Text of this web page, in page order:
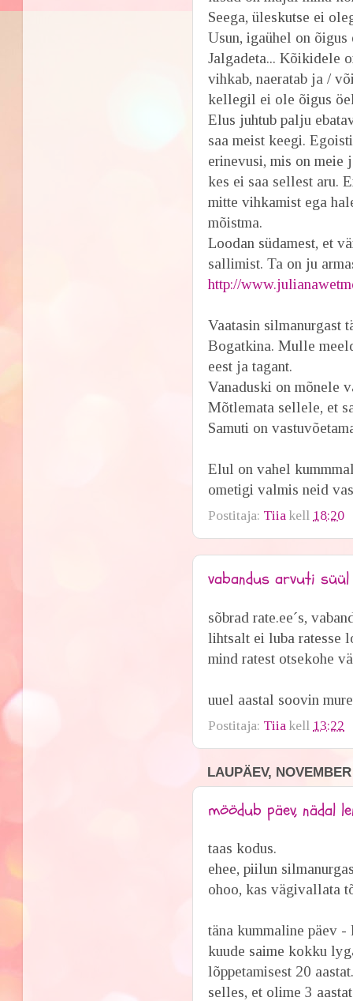
Seega, üleskutse ei
Usun, igaühel on õigus
Jalgadeta... Kõikidele
vihkab, naeratab ja /
kellegil ei ole õigus
Elus juhtub palju
saa meist keegi.
erinevusi, mis on meie
kes ei saa sellest aru.
mitte vihkamist ega
mõistma.
Loodan südamest, et
sallimist. Ta on ju
http://
Vaatasin silmanurgast
Bogatkina. Mulle
eest ja tagant.
Vanaduski on mõnele
Mõtlemata sellele, et
Samuti on
Elul on vahel
ometigi valmis neid
Postitaja: Tiia kell 18:20
vabandus arvuti süül
sõbrad rate.ee´s,
lihtsalt ei luba ratesse
mind ratest otsekohe
uuel aastal soovin
Postitaja: Tiia kell 13:22
LAUPÄEV,
möödub päev, nädal
taas kodus.
ehee, piilun
ohoo, kas vägivallata
täna kummaline päev
kuude saime kokku
lõppetamisest 20
selles, et olime 3